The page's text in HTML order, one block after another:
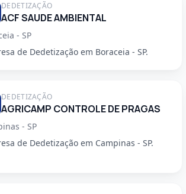
DEDETIZAÇÃO
ACF SAUDE AMBIENTAL
- SP
de Dedetização em Boraceia - SP.
DEDETIZAÇÃO
AGRICAMP CONTROLE DE PRAGAS
- SP
de Dedetização em Campinas - SP.